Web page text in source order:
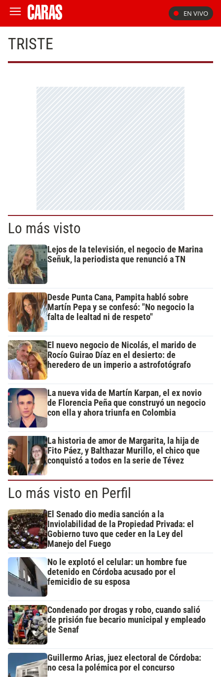
EN VIVO
TRISTE
Lo más visto
Lejos de la televisión, el negocio de Marina
Señuk, la periodista que renunció a TN
Desde Punta Cana, Pampita habló sobre
Martín Pepa y se confesó: "No negocio la
falta de lealtad ni de respeto"
El nuevo negocio de Nicolás, el marido de
Rocío Guirao Díaz en el desierto: de
heredero de un imperio a astrofotógrafo
La nueva vida de Martín Karpan, el ex novio
de Florencia Peña que construyó un negocio
con ella y ahora triunfa en Colombia
La historia de amor de Margarita, la hija de
Fito Páez, y Balthazar Murillo, el chico que
conquistó a todos en la serie de Tévez
Lo más visto en Perfil
El Senado dio media sanción a la
Inviolabilidad de la Propiedad Privada: el
Gobierno tuvo que ceder en la Ley del
Manejo del Fuego
No le explotó el celular: un hombre fue
detenido en Córdoba acusado por el
femicidio de su esposa
Condenado por drogas y robo, cuando salió
de prisión fue becario municipal y empleado
de Senaf
Guillermo Arias, juez electoral de Córdoba:
no cesa la polémica por el concurso